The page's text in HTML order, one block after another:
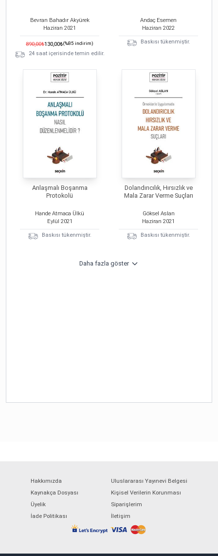
Bevran Bahadır Akyürek
Haziran 2021
890,00₺130,00₺(%85 indirim)
24 saat içerisinde temin edilir.
Andaç Esemen
Haziran 2022
Baskısı tükenmiştir.
Anlaşmalı Boşanma
Protokolü
Hande Atmaca Ülkü
Eylül 2021
Baskısı tükenmiştir.
Dolandırıcılık, Hırsızlık ve
Mala Zarar Verme Suçları
Göksel Aslan
Haziran 2021
Baskısı tükenmiştir.
Daha fazla göster
Hakkımızda
Uluslararası Yayınevi Belgesi
Kaynakça Dosyası
Kişisel Verilerin Korunması
Üyelik
Siparişlerim
İade Politikası
İletişim